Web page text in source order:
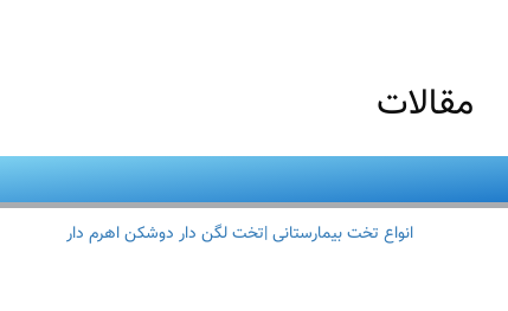
مقالات
انواع تخت بیمارستانی |تخت لگن دار دوشکن اهرم دار